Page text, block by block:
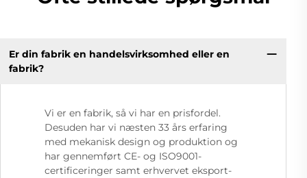
Er din fabrik en handelsvirksomhed eller en
fabrik?
Vi er en fabrik, så vi har en prisfordel.
Desuden har vi næsten 33 års erfaring
med mekanisk design og produktion og
har gennemført CE- og ISO9001-
certificeringer samt erhvervet eksport-